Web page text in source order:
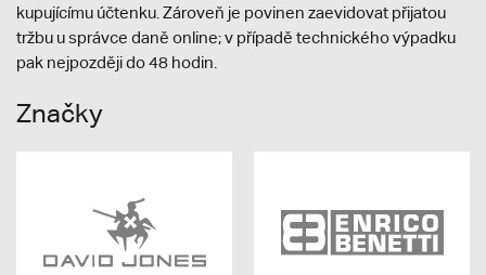
kupujícímu účtenku. Zároveň je povinen zaevidovat přijatou
tržbu u správce daně online; v případě technického výpadku
pak nejpozději do 48 hodin.
Značky